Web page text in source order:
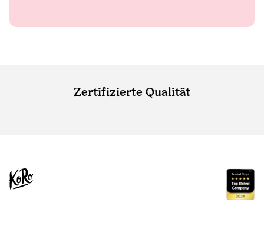
Zertifizierte Qualität